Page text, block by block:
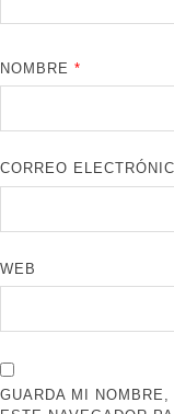
NOMBRE*
CORREO
WEB
GUARDA MI